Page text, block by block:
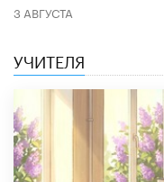
3 АВГУСТА
УЧИТЕЛЯ